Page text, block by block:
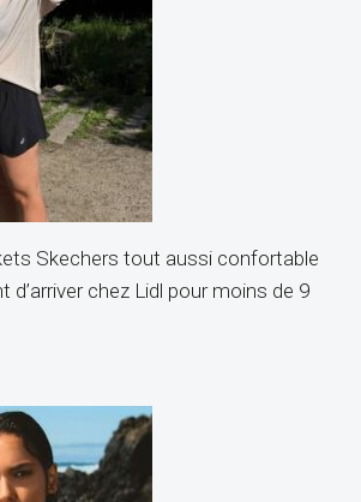
Skechers tout aussi confortable
d’arriver chez Lidl pour moins de 9